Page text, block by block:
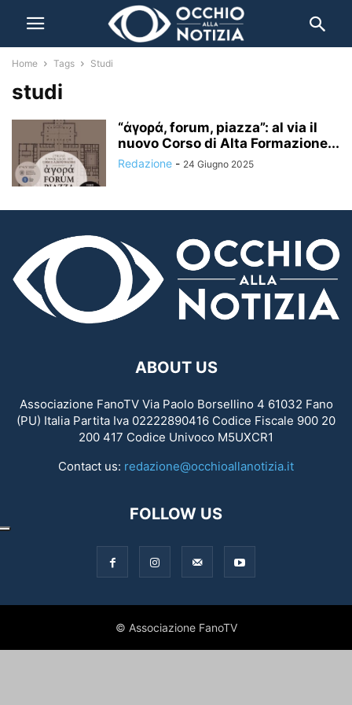
Home Tags Studi
studi
“ἀγορά, forum, piazza”: al via il
nuovo Corso di Alta Formazione...
Redazione - 24 Giugno 2025
ABOUT US
Associazione FanoTV Via Paolo Borsellino 4 61032 Fano
(PU) Italia Partita Iva 02222890416 Codice Fiscale 900 20
200 417 Codice Univoco M5UXCR1
Contact us: redazione@occhioallanotizia.it
FOLLOW US
© Associazione FanoTV